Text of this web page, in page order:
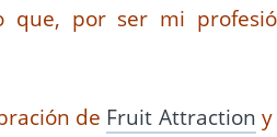
que, por ser mi
de Fruit Attraction